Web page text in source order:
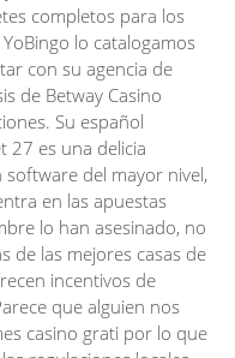
completos para los
lo catalogamos
con su agencia de
de Betway Casino
Su español
27 es una delicia
del mayor nivel,
en las apuestas
lo han asesinado, no
de las mejores casas de
incentivos de
que alguien nos
casino grati por lo que